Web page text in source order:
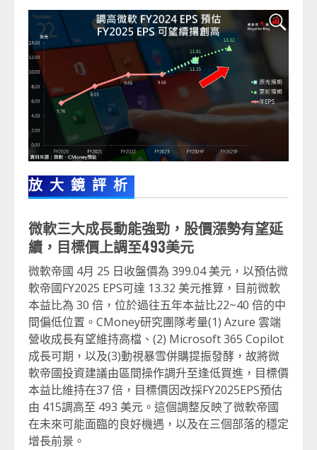
放大鏡評析
微軟三大成長動能強勁，股價漲勢有望延
續，目標價上調至493美元
微軟帝國 4月 25 日收盤價為 399.04 美元，以預估微
軟帝國FY2025 EPS可達 13.32 美元推算，目前微軟
本益比為 30 倍，位於過往五年本益比22~40 倍的中
間偏低位置。CMoney研究團隊考量(1) Azure 雲端
營收成長有望維持高檔、(2) Microsoft 365 Copilot
成長可期，以及(3)動視暴雪併購提振發酵，故將微
軟帝國投資建議由區間操作調升至逢低買進，目標價
本益比維持在37 倍，目標價因改採FY2025EPS預估
由 415調高至 493 美元。這個調整反映了微軟帝國
在未來可能面臨的良好機遇，以及在三個部落的穩定
增長前景。